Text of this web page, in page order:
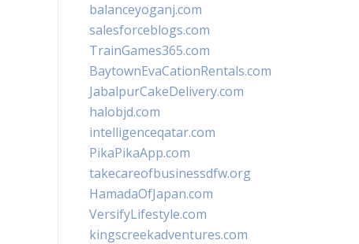
balanceyoganj.com
salesforceblogs.com
TrainGames365.com
BaytownEvaCationRentals.com
JabalpurCakeDelivery.com
halobjd.com
intelligenceqatar.com
PikaPikaApp.com
takecareofbusinessdfw.org
HamadaOfJapan.com
VersifyLifestyle.com
kingscreekadventures.com